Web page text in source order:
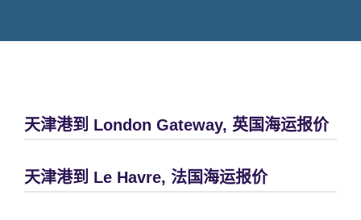
天津港到 London Gateway, 英国海运报价
天津港到 Le Havre, 法国海运报价